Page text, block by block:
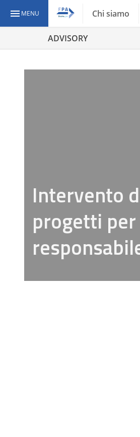
MENU Chi siamo
ADVISORY
Intervento
progetti per